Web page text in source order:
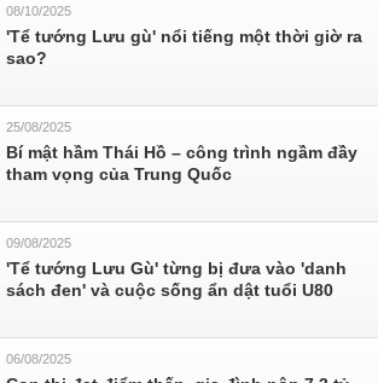
08/10/2025
'Tể tướng Lưu gù' nổi tiếng một thời giờ ra
sao?
25/08/2025
Bí mật hầm Thái Hồ – công trình ngầm đầy
tham vọng của Trung Quốc
09/08/2025
'Tể tướng Lưu Gù' từng bị đưa vào 'danh
sách đen' và cuộc sống ẩn dật tuổi U80
06/08/2025